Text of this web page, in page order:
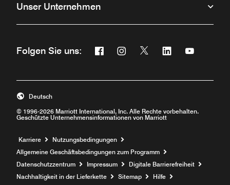
Unser Unternehmen
Folgen Sie uns: Facebook
Öffnet ein neues Fenster
Instagram
Öffnet ein neues Fenster
Twitter
Öffnet ein neues
Linkedin
Öffnet ein neues
Öffnet ein
© 1996-2026 Marriott International, Inc. Alle Rechte vorbehalten.
Geschützte Unternehmensinformationen von Marriott
Deutsch
Karriere Öffnet ein neues Fenster
Nutzungsbedingungen
Allgemeine Geschäftsbedingungen zum Programm
Datenschutzzentrum
Impressum
Digitale Barrierefreiheit
Nachhaltigkeit in der Lieferkette
Sitemap Hilfe